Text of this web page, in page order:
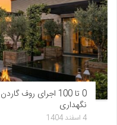
0 تا 100 اجرای روف
نگهداری
4 اسفند 1404